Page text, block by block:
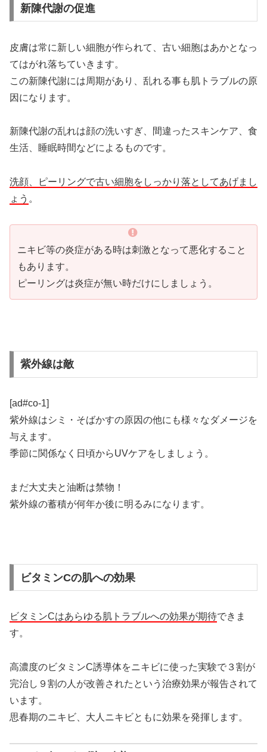
新陳代謝の促進
皮膚は常に新しい細胞が作られて、古い細胞はあかとなっ
てはがれ落ちていきます。
この新陳代謝には周期があり、乱れる事も肌トラブルの原
因になります。
新陳代謝の乱れは顔の洗いすぎ、間違ったスキンケア、食
生活、睡眠時間などによるものです。
洗顔、ピーリングで古い細胞をしっかり落としてあげまし
ょう 。
ニキビ等の炎症がある時は刺激となって悪化すること
もあります。
ピーリングは炎症が無い時だけにしましょう。
紫外線は敵
[ad#co-1]
紫外線はシミ・そばかすの原因の他にも様々なダメージを
与えます。
季節に関係なく日頃からUVケアをしましょう。
まだ大丈夫と油断は禁物！
紫外線の蓄積が何年か後に明るみになります。
ビタミンCの肌への効果
ビタミンCはあらゆる肌トラブルへの効果が期待できま
す。
高濃度のビタミンC誘導体をニキビに使った実験で３割が
完治し９割の人が改善されたという治療効果が報告されて
います。
思春期のニキビ、大人ニキビともに効果を発揮します。